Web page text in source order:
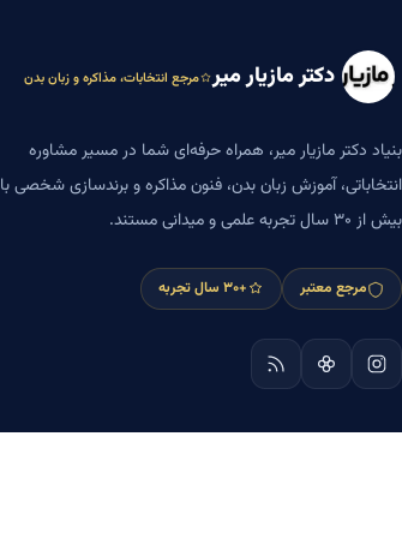
دکتر مازیار میر مرجع انتخابات، مذاکره و زبان بدن
بنیاد دکتر مازیار میر، همراه حرفه‌ای شما در مسیر مشاوره
انتخاباتی، آموزش زبان بدن، فنون مذاکره و برندسازی شخصی با
بیش از ۳۰ سال تجربه علمی و میدانی مستند.
مرجع معتبر +۳۰ سال تجربه